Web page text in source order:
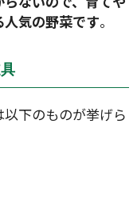
気の野菜です。
下のものが挙げら